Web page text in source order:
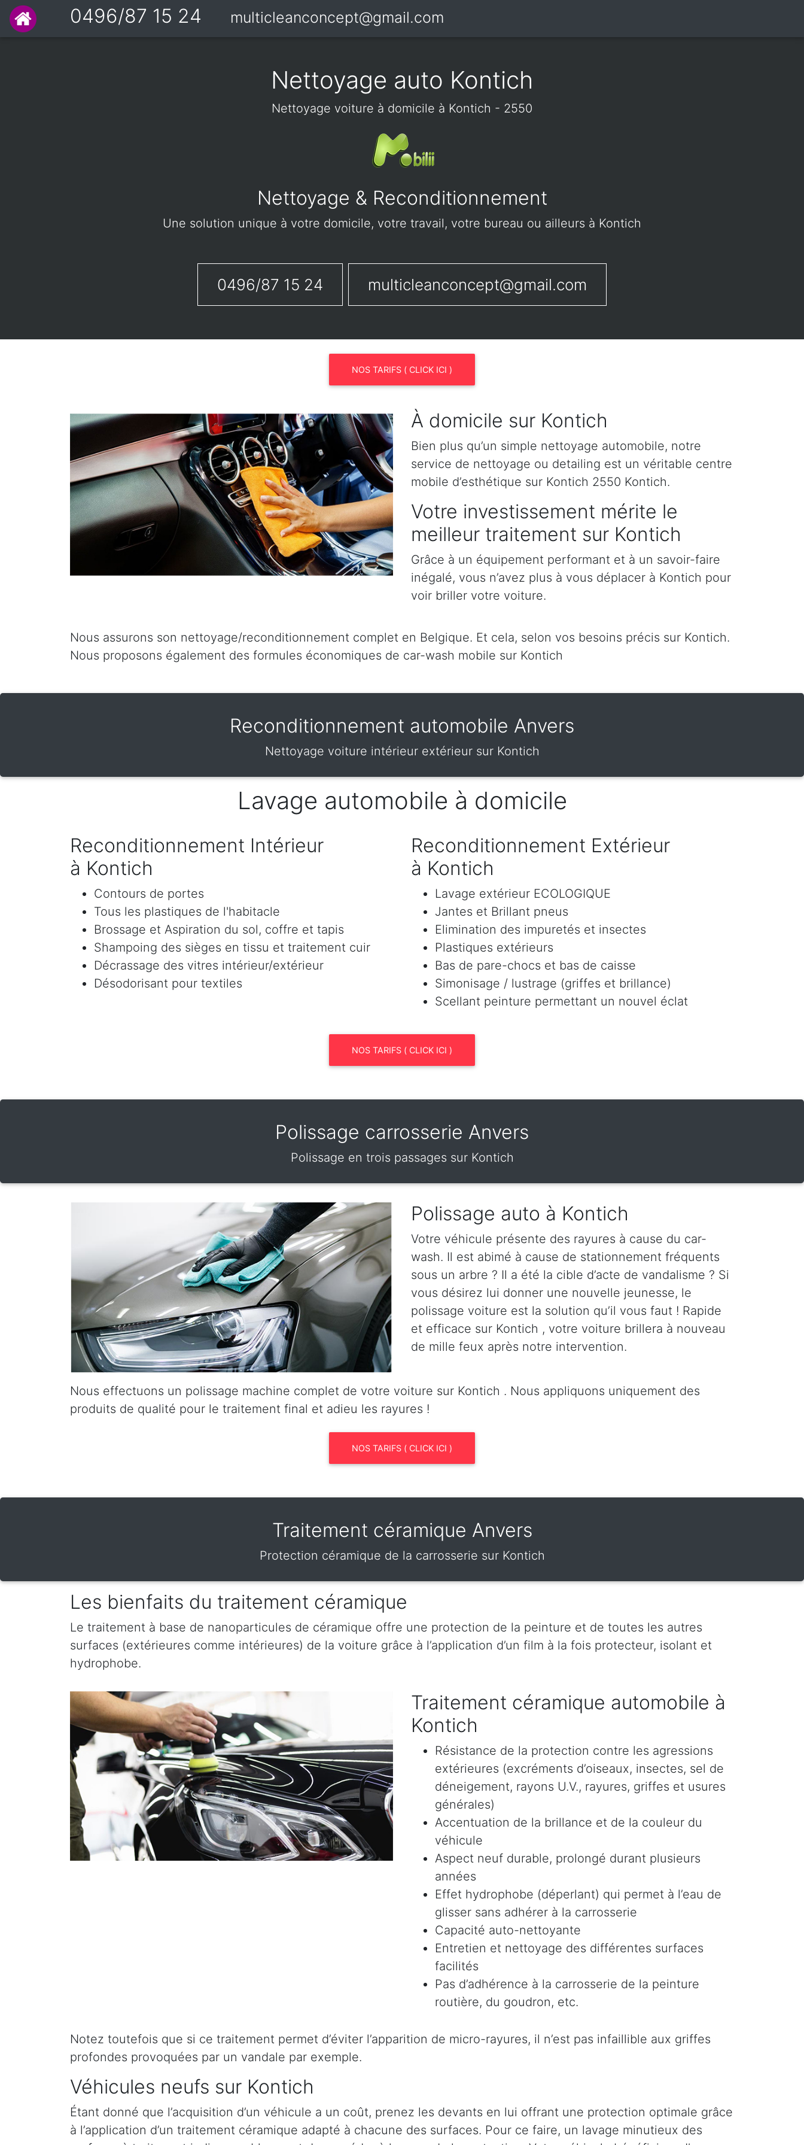
0496/87 15 24 multicleanconcept@gmail.com
Nettoyage auto Kontich
Nettoyage voiture à domicile à Kontich - 2550
Nettoyage & Reconditionnement
Une solution unique à votre domicile, votre travail, votre bureau ou ailleurs à Kontich
0496/87 15 24 multicleanconcept@gmail.com
NOS TARIFS ( CLICK ICI )
À domicile sur Kontich
Bien plus qu’un simple nettoyage automobile, notre
service de nettoyage ou detailing est un véritable centre
mobile d’esthétique sur Kontich 2550 Kontich.
Votre investissement mérite le
meilleur traitement sur Kontich
Grâce à un équipement performant et à un savoir-faire
inégalé, vous n’avez plus à vous déplacer à Kontich pour
voir briller votre voiture.
Nous assurons son nettoyage/reconditionnement complet en Belgique. Et cela, selon vos besoins précis sur Kontich.
Nous proposons également des formules économiques de car-wash mobile sur Kontich
Reconditionnement automobile Anvers
Nettoyage voiture intérieur extérieur sur Kontich
Lavage automobile à domicile
Reconditionnement Intérieur
à Kontich
Contours de portes
Tous les plastiques de l'habitacle
Brossage et Aspiration du sol, coffre et tapis
Shampoing des sièges en tissu et traitement cuir
Décrassage des vitres intérieur/extérieur
Désodorisant pour textiles
Reconditionnement Extérieur
à Kontich
Lavage extérieur ECOLOGIQUE
Jantes et Brillant pneus
Elimination des impuretés et insectes
Plastiques extérieurs
Bas de pare-chocs et bas de caisse
Simonisage / lustrage (griffes et brillance)
Scellant peinture permettant un nouvel éclat
NOS TARIFS ( CLICK ICI )
Polissage carrosserie Anvers
Polissage en trois passages sur Kontich
Polissage auto à Kontich
Votre véhicule présente des rayures à cause du car-
wash. Il est abimé à cause de stationnement fréquents
sous un arbre ? Il a été la cible d’acte de vandalisme ? Si
vous désirez lui donner une nouvelle jeunesse, le
polissage voiture est la solution qu’il vous faut ! Rapide
et efficace sur Kontich , votre voiture brillera à nouveau
de mille feux après notre intervention.
Nous effectuons un polissage machine complet de votre voiture sur Kontich . Nous appliquons uniquement des
produits de qualité pour le traitement final et adieu les rayures !
NOS TARIFS ( CLICK ICI )
Traitement céramique Anvers
Protection céramique de la carrosserie sur Kontich
Les bienfaits du traitement céramique
Le traitement à base de nanoparticules de céramique offre une protection de la peinture et de toutes les autres
surfaces (extérieures comme intérieures) de la voiture grâce à l’application d’un film à la fois protecteur, isolant et
hydrophobe.
Traitement céramique automobile à
Kontich
Résistance de la protection contre les agressions
extérieures (excréments d’oiseaux, insectes, sel de
déneigement, rayons U.V., rayures, griffes et usures
générales)
Accentuation de la brillance et de la couleur du
véhicule
Aspect neuf durable, prolongé durant plusieurs
années
Effet hydrophobe (déperlant) qui permet à l’eau de
glisser sans adhérer à la carrosserie
Capacité auto-nettoyante
Entretien et nettoyage des différentes surfaces
facilités
Pas d’adhérence à la carrosserie de la peinture
routière, du goudron, etc.
Notez toutefois que si ce traitement permet d’éviter l’apparition de micro-rayures, il n’est pas infaillible aux griffes
profondes provoquées par un vandale par exemple.
Véhicules neufs sur Kontich
Étant donné que l’acquisition d’un véhicule a un coût, prenez les devants en lui offrant une protection optimale grâce
à l’application d’un traitement céramique adapté à chacune des surfaces. Pour ce faire, un lavage minutieux des